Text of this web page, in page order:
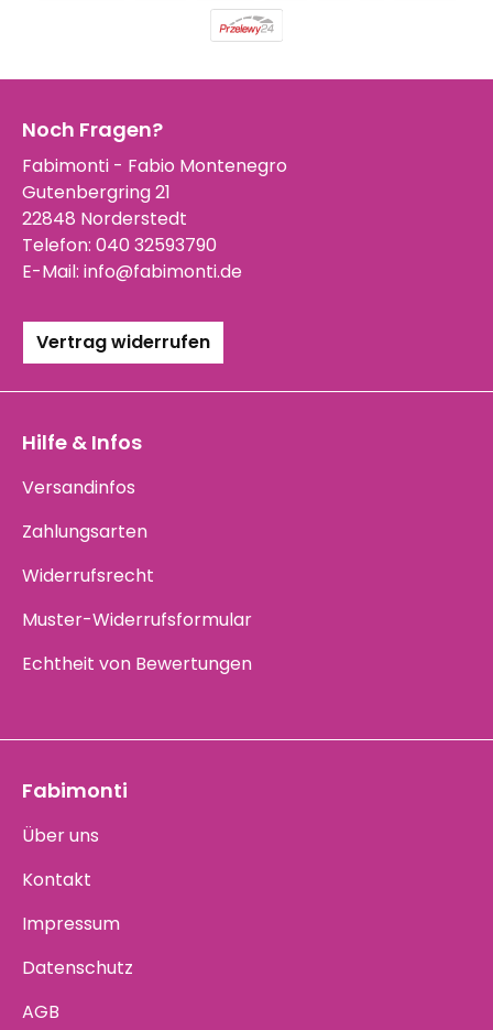
Noch Fragen?
Fabimonti - Fabio Montenegro
Gutenbergring 21
22848 Norderstedt
Telefon: 040 32593790
E-Mail: info@fabimonti.de
Vertrag widerrufen
Hilfe & Infos
Versandinfos
Zahlungsarten
Widerrufsrecht
Muster-Widerrufsformular
Echtheit von Bewertungen
Fabimonti
Über uns
Kontakt
Impressum
Datenschutz
AGB